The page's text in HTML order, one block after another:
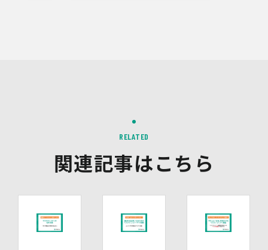
10.保有個人データの開示等
内容の訂正・追加又は削除・利用の停止・消去、第三者へ
の提供の停止及び第三者提供記録の開示（以下「開示等」
らのお申し出であることを確認した上で対応いたします。
由をご説明いたします。
また、当該お申し出によって取得した個人情報は、お申し
RELATED
関連記事はこちら